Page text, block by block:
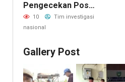
Pengecekan Pos
Kamling, Kapolres Ajak
Warga Aktif Jaga
10
Tim investigasi
nasional
Gallery Post